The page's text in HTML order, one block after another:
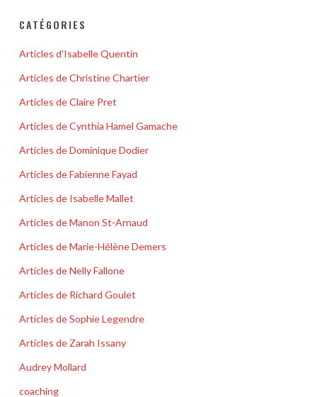
CATÉGORIES
Articles d'Isabelle Quentin
Articles de Christine Chartier
Articles de Claire Pret
Articles de Cynthia Hamel Gamache
Articles de Dominique Dodier
Articles de Fabienne Fayad
Articles de Isabelle Mallet
Articles de Manon St-Arnaud
Articles de Marie-Hélène Demers
Articles de Nelly Fallone
Articles de Richard Goulet
Articles de Sophie Legendre
Articles de Zarah Issany
Audrey Mollard
coaching